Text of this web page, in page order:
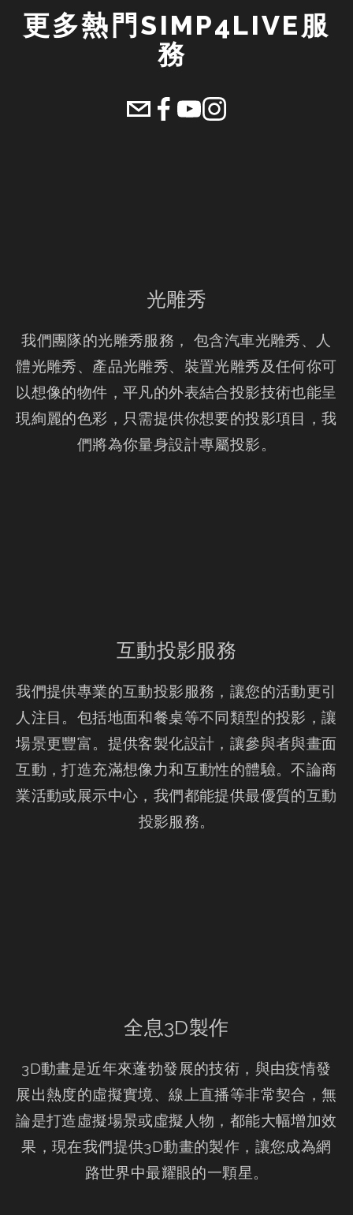
更多熱門SIMP4LIVE服
務
光雕秀
我們團隊的光雕秀服務， 包含汽車光雕秀、人
體光雕秀、產品光雕秀、裝置光雕秀及任何你可
以想像的物件，平凡的外表結合投影技術也能呈
現絢麗的色彩，只需提供你想要的投影項目，我
們將為你量身設計專屬投影。
互動投影服務
我們提供專業的互動投影服務，讓您的活動更引
人注目。包括地面和餐桌等不同類型的投影，讓
場景更豐富。提供客製化設計，讓參與者與畫面
互動，打造充滿想像力和互動性的體驗。不論商
業活動或展示中心，我們都能提供最優質的互動
投影服務。
全息3D製作
3D動畫是近年來蓬勃發展的技術，與由疫情發
展出熱度的虛擬實境、線上直播等非常契合，無
論是打造虛擬場景或虛擬人物，都能大幅增加效
果，現在我們提供3D動畫的製作，讓您成為網
路世界中最耀眼的一顆星。